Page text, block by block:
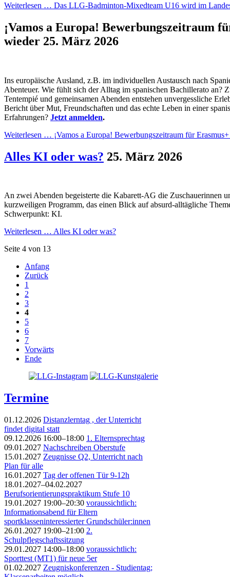
Weiterlesen … Das LLG-Badminton-Mixedteam U16 wird im
¡Vamos a Europa! Bewerbungszeitraum
wieder 25. März 2026
Ins europäische Ausland, z.B. im individuellen Austausch nach
Abenteuer. Wie fühlt sich der Alltag im spanischen Bachillerato an?
Tentempié und gemeinsamen Abenden entstehen unvergessliche
Bericht über Mut, Freundschaften und das echte Leben in einer
Erfahrungen? Jetzt anmelden.
Weiterlesen … ¡Vamos a Europa! Bewerbungszeitraum für
Alles KI oder was? 25. März 2026
An zwei Abenden begeisterte die Kabarett-AG die Zuschauerinnen
kurzweiligen Programm, das einen Blick auf absurd-alltägliche
Schwerpunkt: KI.
Weiterlesen … Alles KI oder was?
Seite 4 von 13
Anfang
Zurück
1
2
3
4
5
6
7
Vorwärts
Ende
Termine
01.12.2026 Distanzlerntag , der Unterricht
findet digital statt
09.12.2026 16:00–18:00 1. Elternsprechtag
09.01.2027 Nachschreiben Oberstufe
15.01.2027 Zeugnisse Q2, Unterricht nach
Plan für alle
16.01.2027 Tag der offenen Tür 9-12h
18.01.2027–04.02.2027
Berufsorientierungspraktikum Stufe 10
19.01.2027 19:00–20:30 voraussichtlich:
Informationsabend für Eltern
sportklasseninteressierter Grundschüler:innen
26.01.2027 19:00–21:00 2.
Schulpflegschaftssitzung
29.01.2027 14:00–18:00 voraussichtlich:
Sporttest (MT1) für neue 5er
01.02.2027 Zeugniskonferenzen - Studientag;